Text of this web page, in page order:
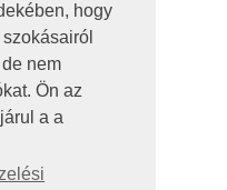
hogy
nem
Ön az
a a